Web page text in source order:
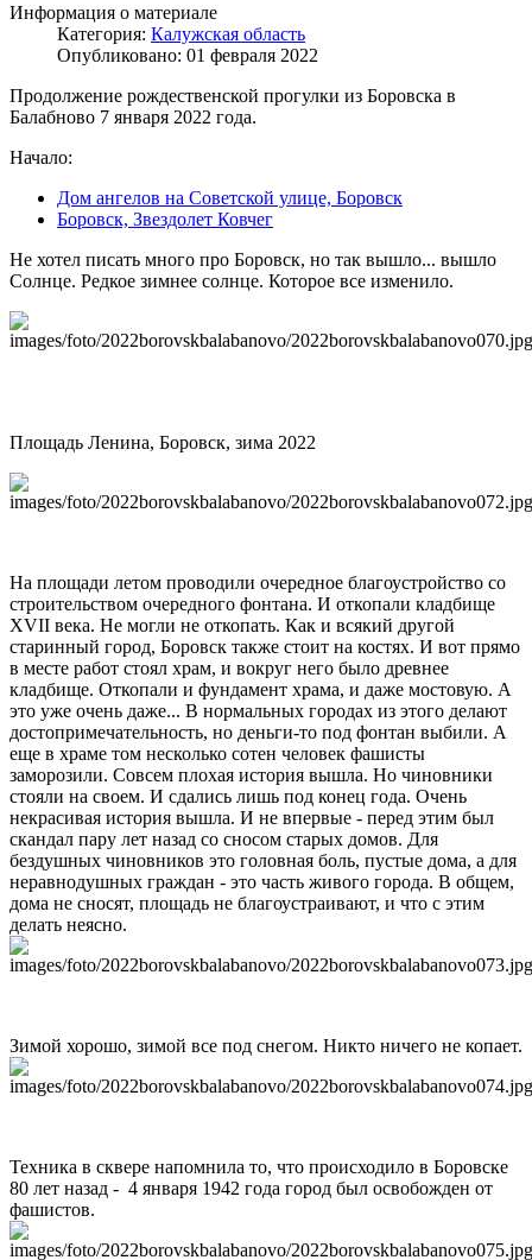
Информация о материале
Категория: Калужская область
Опубликовано: 01 февраля 2022
Продолжение рождественской прогулки из Боровска в
Балабново 7 января 2022 года.
Начало:
Дом ангелов на Советской улице, Боровск
Боровск, Звездолет Ковчег
Не хотел писать много про Боровск, но так вышло... вышло
Солнце. Редкое зимнее солнце. Которое все изменило.
Площадь Ленина, Боровск, зима 2022
На площади летом проводили очередное благоустройство со
строительством очередного фонтана. И откопали кладбище
XVII века. Не могли не откопать. Как и всякий другой
старинный город, Боровск также стоит на костях. И вот прямо
в месте работ стоял храм, и вокруг него было древнее
кладбище. Откопали и фундамент храма, и даже мостовую. А
это уже очень даже... В нормальных городах из этого делают
достопримечательность, но деньги-то под фонтан выбили. А
еще в храме том несколько сотен человек фашисты
заморозили. Совсем плохая история вышла. Но чиновники
стояли на своем. И сдались лишь под конец года. Очень
некрасивая история вышла. И не впервые - перед этим был
скандал пару лет назад со сносом старых домов. Для
бездушных чиновников это головная боль, пустые дома, а для
неравнодушных граждан - это часть живого города. В общем,
дома не сносят, площадь не благоустраивают, и что с этим
делать неясно.
Зимой хорошо, зимой все под снегом. Никто ничего не копает.
Техника в сквере напомнила то, что происходило в Боровске
80 лет назад - 4 января 1942 года город был освобожден от
фашистов.